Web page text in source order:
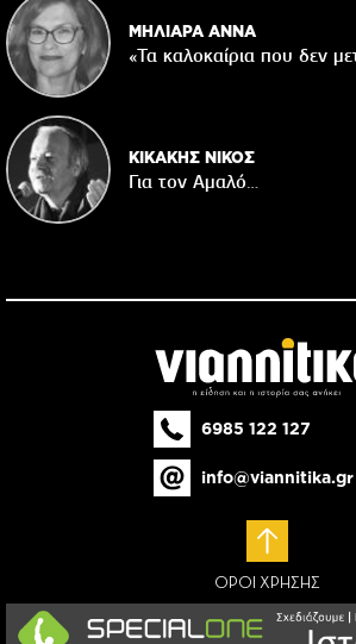
ΜΗΛΙΑΡΑ ΑΝΝΑ
«Τα καλοκαίρια που δεν
ΚΙΚΑΚΗΣ ΝΙΚΟΣ
Για τον Αμαλό…
6985 122 127
info@viannitika.gr
ΟΡΟΙ ΧΡΗΣΗΣ